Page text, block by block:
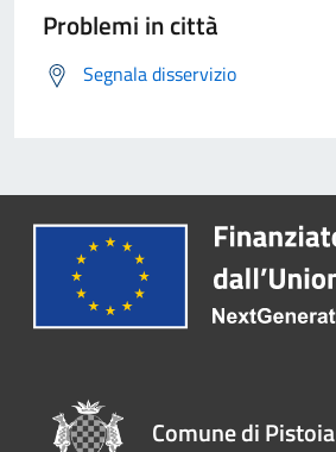
Problemi in città
Segnala disservizio
Comune di Pistoia